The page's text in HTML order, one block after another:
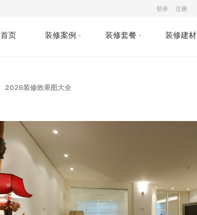
登录 注册
首页 装修案例 装修套餐 装修建材
2026装修效果图大全